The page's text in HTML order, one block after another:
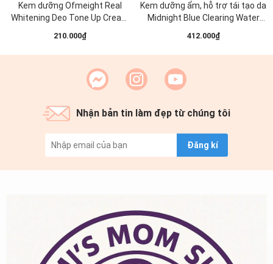
Kem dưỡng Ofmeight Real
Whitening Deo Tone Up Cream
210.000₫
Kem dưỡng ẩm, hỗ trợ tái tạo da
Midnight Blue Clearing Water
Cream 50g
412.000₫
Nhận bản tin làm đẹp từ chúng tôi
Đăng kí